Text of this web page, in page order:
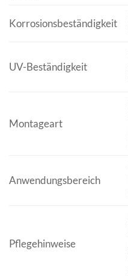
Korrosionsbeständigkeit
UV-Beständigkeit
Montageart
Anwendungsbereich
Pflegehinweise